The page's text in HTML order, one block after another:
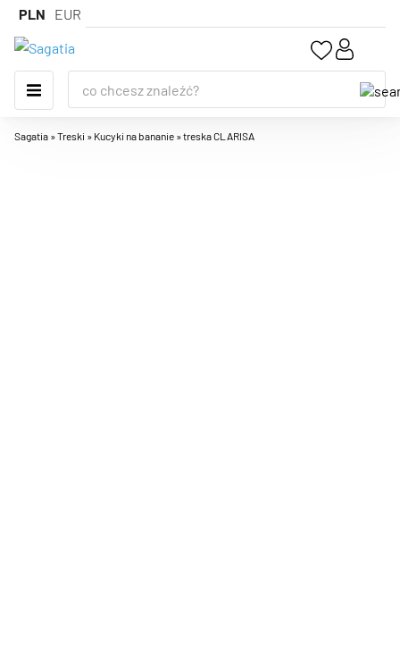
PLN EUR
Sagatia »Treski » Kucyki na bananie »treska CLARISA